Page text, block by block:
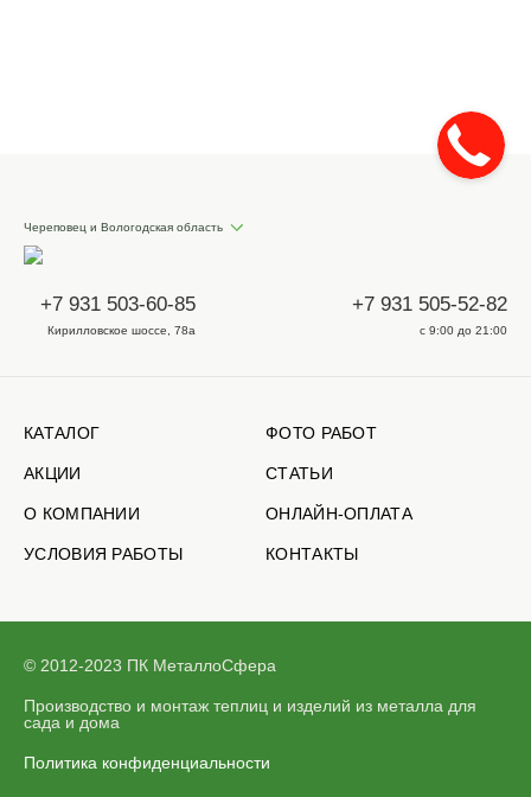
Череповец и Вологодская область
+7 931 503-60-85
Кирилловское шоссе, 78а
+7 931 505-52-82
с 9:00 до 21:00
КАТАЛОГ
АКЦИИ
О КОМПАНИИ
УСЛОВИЯ РАБОТЫ
ФОТО РАБОТ
СТАТЬИ
ОНЛАЙН-ОПЛАТА
КОНТАКТЫ
© 2012-2023 ПК МеталлоСфера
Политика конфиденциальности
Производство и монтаж теплиц и изделий из металла для
сада и дома